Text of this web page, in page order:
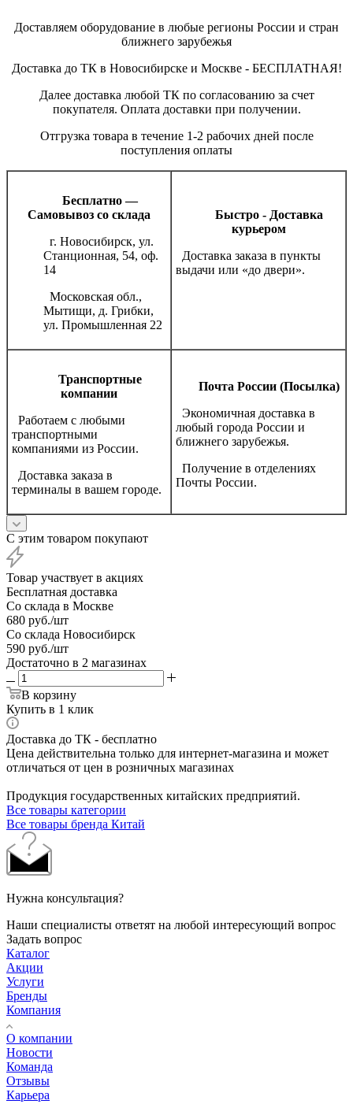
Доставляем оборудование в любые регионы России и стран
ближнего зарубежья
Доставка до ТК в Новосибирске и Москве - БЕСПЛАТНАЯ!
Далее доставка любой ТК по согласованию за счет
покупателя. Оплата доставки при получении.
Отгрузка товара в течение 1-2 рабочих дней после
поступления оплаты
Бесплатно —
Самовывоз со склада
г. Новосибирск, ул.
Станционная, 54, оф.
14
Московская обл.,
Мытищи, д. Грибки,
ул. Промышленная 22
Быстро - Доставка
курьером
Доставка заказа в пункты
выдачи или «до двери».
Транспортные
компании
Работаем с любыми
транспортными
компаниями из России.
Доставка заказа в
терминалы в вашем городе.
Почта России (Посылка)
Экономичная доставка в
любый города России и
ближнего зарубежья.
Получение в отделениях
Почты России.
С этим товаром покупают
Товар участвует в акциях
Бесплатная доставка
Со склада в Москве
680 руб./шт
Со склада Новосибирск
590 руб./шт
Достаточно в 2 магазинах
В корзину
Купить в 1 клик
Доставка до ТК - бесплатно
Цена действительна только для интернет-магазина и может
отличаться от цен в розничных магазинах
Продукция государственных китайских предприятий.
Все товары категории
Все товары бренда Китай
Нужна консультация?
Наши специалисты ответят на любой интересующий вопрос
Задать вопрос
Каталог
Акции
Услуги
Бренды
Компания
О компании
Новости
Команда
Отзывы
Карьера